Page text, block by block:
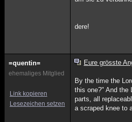
dere!
=quentin=
ehemaliges Mitglied
Link kopieren
Lesezeichen setzen
Eure grösste
By the time the
this one?" And the
parts, all
a scraped knee to